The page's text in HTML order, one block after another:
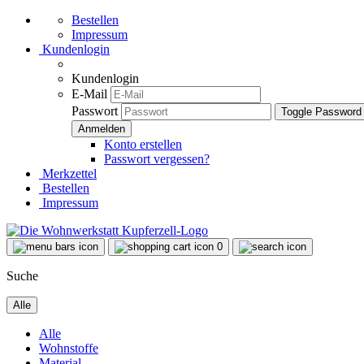
Bestellen
Impressum
Kundenlogin
Kundenlogin
E-Mail
Passwort
Toggle
Konto erstellen
Passwort vergessen?
Merkzettel
Bestellen
Impressum
0
Suche
Alle
Alle
Wohnstoffe